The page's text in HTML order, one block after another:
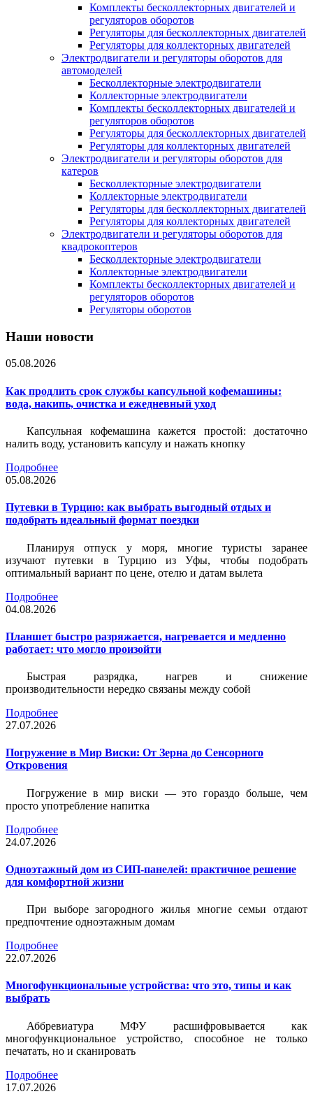
Комплекты бесколлекторных двигателей и
регуляторов оборотов
Регуляторы для бесколлекторных двигателей
Регуляторы для коллекторных двигателей
Электродвигатели и регуляторы оборотов для
автомоделей
Бесколлекторные электродвигатели
Коллекторные электродвигатели
Комплекты бесколлекторных двигателей и
регуляторов оборотов
Регуляторы для бесколлекторных двигателей
Регуляторы для коллекторных двигателей
Электродвигатели и регуляторы оборотов для
катеров
Бесколлекторные электродвигатели
Коллекторные электродвигатели
Регуляторы для бесколлекторных двигателей
Регуляторы для коллекторных двигателей
Электродвигатели и регуляторы оборотов для
квадрокоптеров
Бесколлекторные электродвигатели
Коллекторные электродвигатели
Комплекты бесколлекторных двигателей и
регуляторов оборотов
Регуляторы оборотов
Наши новости
05.08.2026
Как продлить срок службы капсульной кофемашины:
вода, накипь, очистка и ежедневный уход
Капсульная кофемашина кажется простой: достаточно
налить воду, установить капсулу и нажать кнопку
Подробнее
05.08.2026
Путевки в Турцию: как выбрать выгодный отдых и
подобрать идеальный формат поездки
Планируя отпуск у моря, многие туристы заранее
изучают путевки в Турцию из Уфы, чтобы подобрать
оптимальный вариант по цене, отелю и датам вылета
Подробнее
04.08.2026
Планшет быстро разряжается, нагревается и медленно
работает: что могло произойти
Быстрая разрядка, нагрев и снижение
производительности нередко связаны между собой
Подробнее
27.07.2026
Погружение в Мир Виски: От Зерна до Сенсорного
Откровения
Погружение в мир виски — это гораздо больше, чем
просто употребление напитка
Подробнее
24.07.2026
Одноэтажный дом из СИП-панелей: практичное решение
для комфортной жизни
При выборе загородного жилья многие семьи отдают
предпочтение одноэтажным домам
Подробнее
22.07.2026
Многофункциональные устройства: что это, типы и как
выбрать
Аббревиатура МФУ расшифровывается как
многофункциональное устройство, способное не только
печатать, но и сканировать
Подробнее
17.07.2026